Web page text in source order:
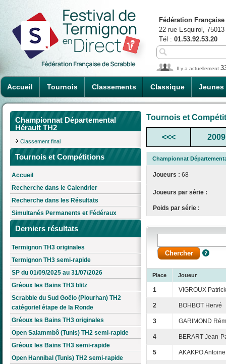
Accueil Tournois Classements Classique Jeunes
Fédération
22 rue Esquirol,
Tél : 01.53.92.53.20
Il y a actuellement
Championnat Départemental
Hérault TH2
Classement final
Tournois et Compétitions
Accueil
Recherche dans le Calendrier
Recherche dans les Résultats
Simultanés Permanents et Fédéraux
Derniers résultats
Termignon TH3 originales
Termignon TH3 semi-rapide
SP du 01/09/2025 au 31/07/2026
Gréoux les Bains TH3 blitz
Scrabble du Sud Goëlo (Plourhan) TH2
catégoriel étape de la Ronde
Gréoux les Bains TH3 originales
Open Salammbô (Tunis) TH2 semi-rapide
Gréoux les Bains TH3 semi-rapide
Open Hannibal (Tunis) TH2 semi-rapide
Tournois et
<<< 2009
Championnat
Joueurs : 68
Joueurs par série :
Poids par série :
Place Joueur
1 VIGROUX Patrick
2 BOHBOT Hervé
3 GARIMOND
4 BERART Jean-
5 AKAKPO Antoine